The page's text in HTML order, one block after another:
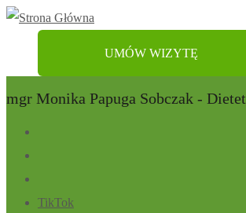
UMÓW WIZYTĘ
mgr Monika Papuga Sobczak -
TikTok